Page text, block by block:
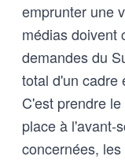
emprunter une
médias doivent
demandes du
total d'un cadre
C'est prendre
place à l'avant-
concernées,